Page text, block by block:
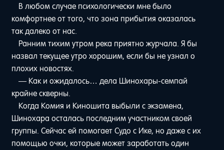
В любом случае психологически мне было
комфортнее от того, что зона прибытия оказалась
так далеко от нас.
Ранним тихим утром река приятно журчала. Я бы
назвал текущее утро хорошим, если бы не узнал о
плохих новостях.
— Как и ожидалось… дела Шинохары-семпай
крайне скверны.
Когда Комия и Киношита выбыли с экзамена,
Шинохара осталась последним участником своей
группы. Сейчас ей помогает Судо с Ике, но даже с их
помощью очки, которые может заработать один